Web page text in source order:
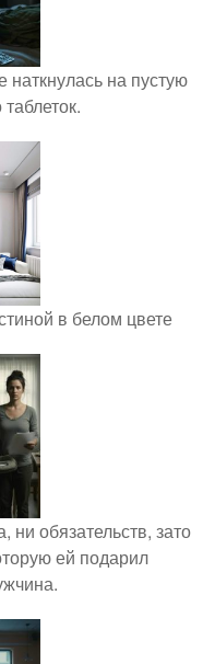
на пустую
в белом цвете
ни обязательств, зато
ей подарил